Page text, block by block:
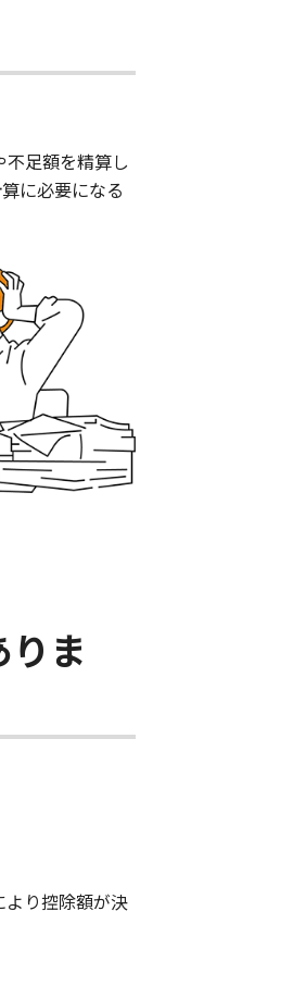
足額を精算し
に必要になる
ま
り控除額が決